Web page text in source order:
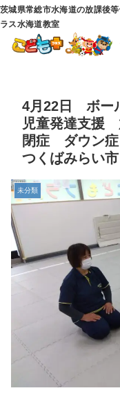
茨城県常総市水海道の放課後
ラス水海道教室
4月22日 ボ
児童発達支援
閉症 ダウン
つくばみらい
未分類